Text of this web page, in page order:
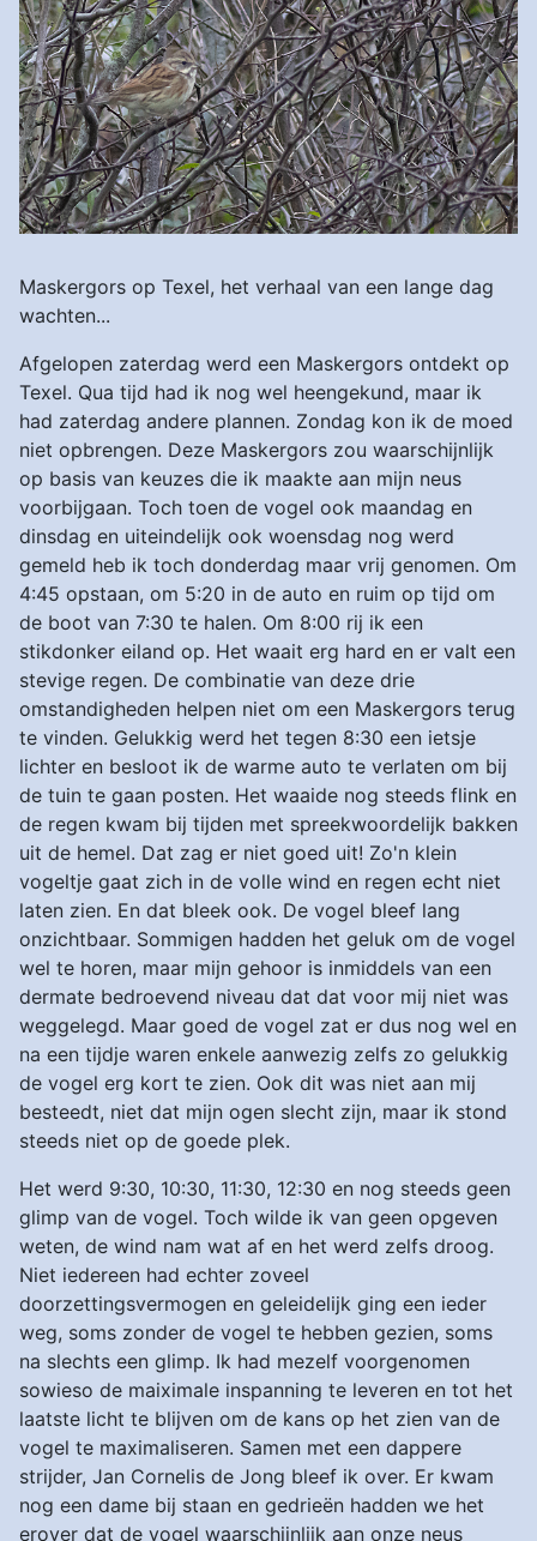
Maskergors op Texel, het verhaal van een lange dag
wachten...
Afgelopen zaterdag werd een Maskergors ontdekt op
Texel. Qua tijd had ik nog wel heengekund, maar ik
had zaterdag andere plannen. Zondag kon ik de moed
niet opbrengen. Deze Maskergors zou waarschijnlijk
op basis van keuzes die ik maakte aan mijn neus
voorbijgaan. Toch toen de vogel ook maandag en
dinsdag en uiteindelijk ook woensdag nog werd
gemeld heb ik toch donderdag maar vrij genomen. Om
4:45 opstaan, om 5:20 in de auto en ruim op tijd om
de boot van 7:30 te halen. Om 8:00 rij ik een
stikdonker eiland op. Het waait erg hard en er valt een
stevige regen. De combinatie van deze drie
omstandigheden helpen niet om een Maskergors terug
te vinden. Gelukkig werd het tegen 8:30 een ietsje
lichter en besloot ik de warme auto te verlaten om bij
de tuin te gaan posten. Het waaide nog steeds flink en
de regen kwam bij tijden met spreekwoordelijk bakken
uit de hemel. Dat zag er niet goed uit! Zo'n klein
vogeltje gaat zich in de volle wind en regen echt niet
laten zien. En dat bleek ook. De vogel bleef lang
onzichtbaar. Sommigen hadden het geluk om de vogel
wel te horen, maar mijn gehoor is inmiddels van een
dermate bedroevend niveau dat dat voor mij niet was
weggelegd. Maar goed de vogel zat er dus nog wel en
na een tijdje waren enkele aanwezig zelfs zo gelukkig
de vogel erg kort te zien. Ook dit was niet aan mij
besteedt, niet dat mijn ogen slecht zijn, maar ik stond
steeds niet op de goede plek.
Het werd 9:30, 10:30, 11:30, 12:30 en nog steeds geen
glimp van de vogel. Toch wilde ik van geen opgeven
weten, de wind nam wat af en het werd zelfs droog.
Niet iedereen had echter zoveel
doorzettingsvermogen en geleidelijk ging een ieder
weg, soms zonder de vogel te hebben gezien, soms
na slechts een glimp. Ik had mezelf voorgenomen
sowieso de maiximale inspanning te leveren en tot het
laatste licht te blijven om de kans op het zien van de
vogel te maximaliseren. Samen met een dappere
strijder, Jan Cornelis de Jong bleef ik over. Er kwam
nog een dame bij staan en gedrieën hadden we het
erover dat de vogel waarschijnlijk aan onze neus